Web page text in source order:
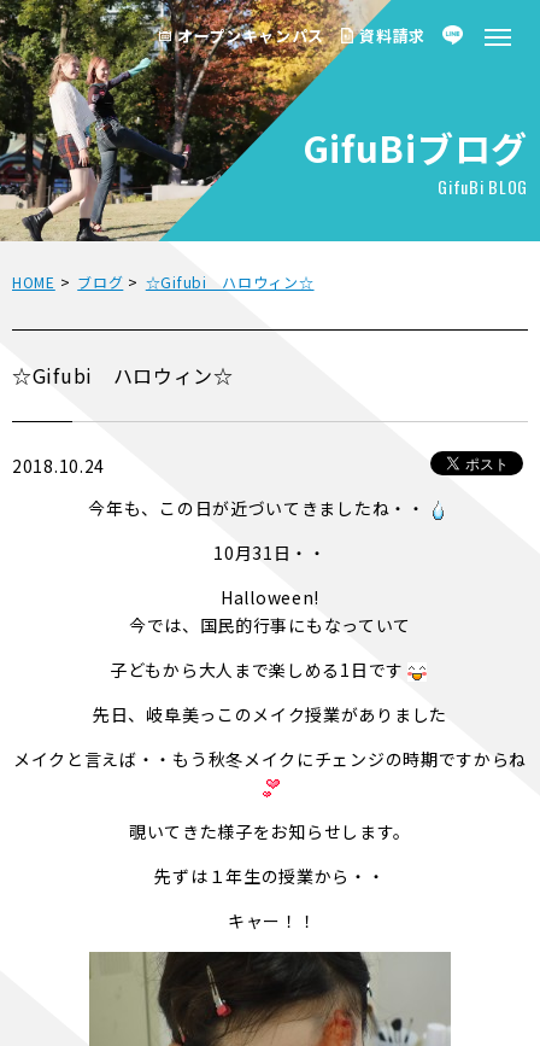
オープンキャンパス 資料請求
GifuBiブログ
GifuBi BLOG
HOME > ブログ > ☆Gifubi ハロウィン☆
☆Gifubi ハロウィン☆
2018.10.24
今年も、この日が近づいてきましたね・・
10月31日・・
Halloween!
今では、国民的行事にもなっていて
子どもから大人まで楽しめる1日です
先日、岐阜美っこのメイク授業がありました
メイクと言えば・・もう秋冬メイクにチェンジの時期ですからね
覗いてきた様子をお知らせします。
先ずは１年生の授業から・・
キャー！！